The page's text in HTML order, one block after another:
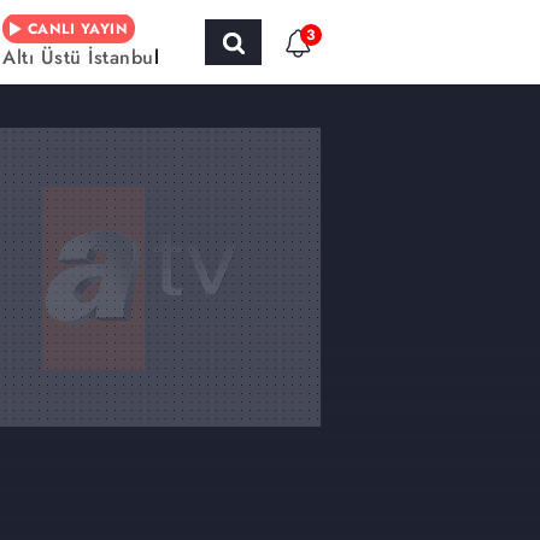
CANLI YAYIN
Altı Üstü İstanbul
3